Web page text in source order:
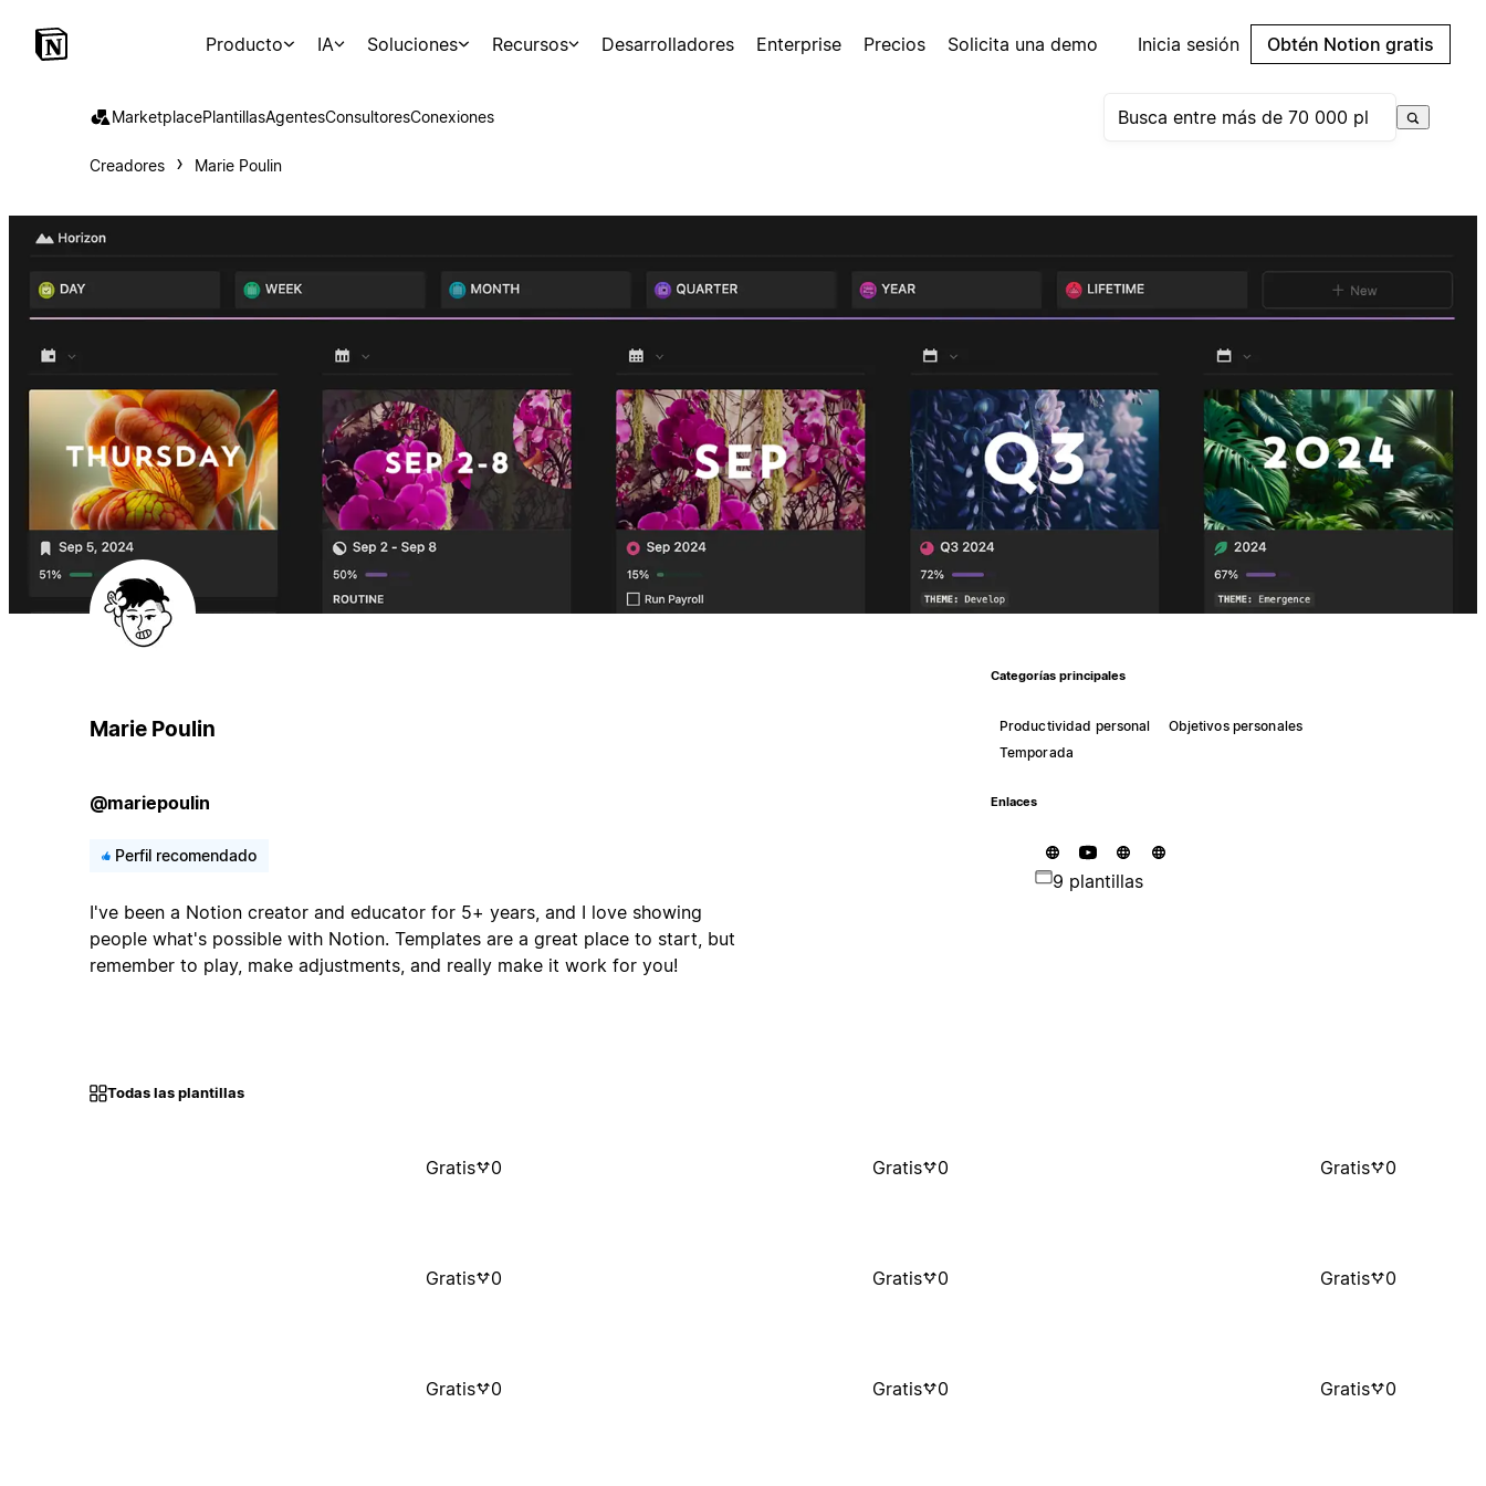
Producto IA Soluciones Recursos Desarrolladores Enterprise Precios Solicita una demo Inicia sesión Obtén Notion gratis
MarketplacePlantillasAgentesConsultoresConexiones
Creadores Marie Poulin
Marie Poulin
@mariepoulin
Perfil recomendado
I've been a Notion creator and educator for 5+ years, and I love showing
people what's possible with Notion. Templates are a great place to start, but
remember to play, make adjustments, and really make it work for you!
Categorías principales
Productividad personal
Objetivos personales
Temporada
Enlaces
9 plantillas
Todas las plantillas
Gratis 0 Gratis 0 Gratis 0
Gratis 0 Gratis 0 Gratis 0
Gratis 0 Gratis 0 Gratis 0